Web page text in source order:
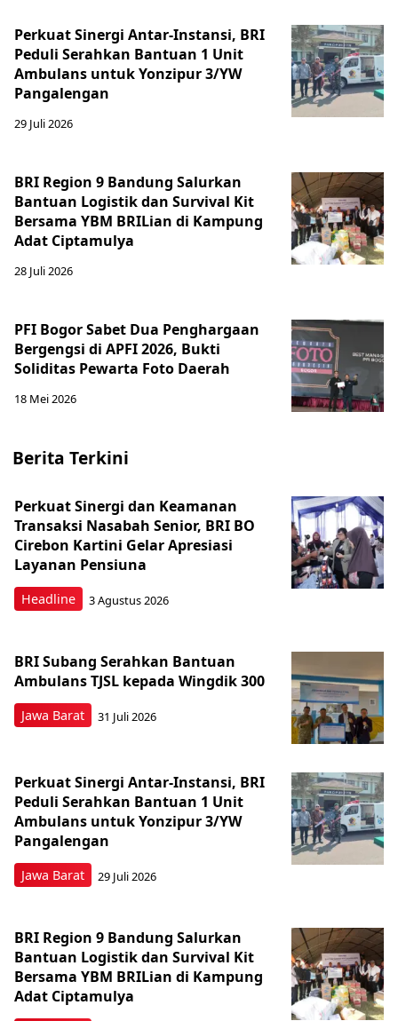
Perkuat Sinergi Antar-Instansi, BRI
Peduli Serahkan Bantuan 1 Unit
Ambulans untuk Yonzipur 3/YW
Pangalengan
29 Juli 2026
BRI Region 9 Bandung Salurkan
Bantuan Logistik dan Survival Kit
Bersama YBM BRILian di Kampung
Adat Ciptamulya
28 Juli 2026
PFI Bogor Sabet Dua Penghargaan
Bergengsi di APFI 2026, Bukti
Soliditas Pewarta Foto Daerah
18 Mei 2026
Berita Terkini
Headline
Perkuat Sinergi dan Keamanan
Transaksi Nasabah Senior, BRI BO
Cirebon Kartini Gelar Apresiasi
Layanan Pensiuna
3 Agustus 2026
Jawa Barat
BRI Subang Serahkan Bantuan
Ambulans TJSL kepada Wingdik 300
31 Juli 2026
Jawa Barat
Perkuat Sinergi Antar-Instansi, BRI
Peduli Serahkan Bantuan 1 Unit
Ambulans untuk Yonzipur 3/YW
Pangalengan
29 Juli 2026
BRI Region 9 Bandung Salurkan
Bantuan Logistik dan Survival Kit
Bersama YBM BRILian di Kampung
Adat Ciptamulya